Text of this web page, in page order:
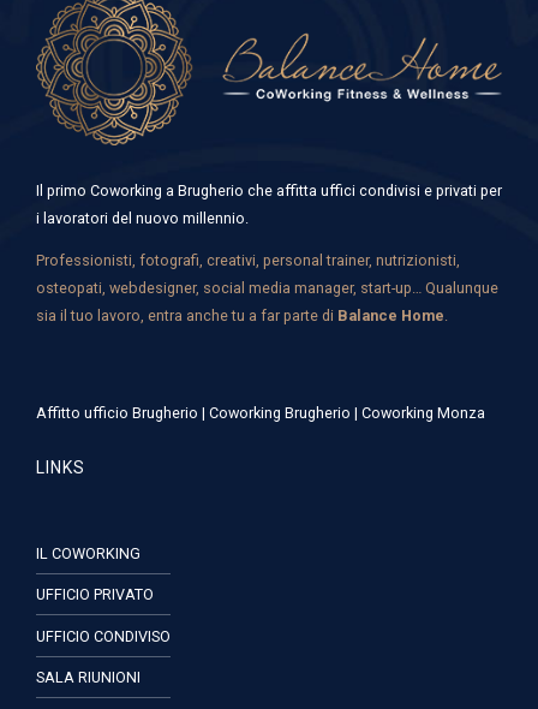
Il primo Coworking a Brugherio che affitta uffici condivisi e privati per
i lavoratori del nuovo millennio.
Professionisti, fotografi, creativi, personal trainer, nutrizionisti,
osteopati, webdesigner, social media manager, start-up… Qualunque
sia il tuo lavoro, entra anche tu a far parte di Balance Home.
Affitto ufficio Brugherio | Coworking Brugherio | Coworking Monza
LINKS
IL COWORKING
UFFICIO PRIVATO
UFFICIO CONDIVISO
SALA RIUNIONI